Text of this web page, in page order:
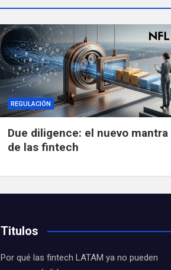
REGULACIÓN
Due diligence: el nuevo mantra
de las fintech
Titulos
Por qué las fintech LATAM ya no pueden